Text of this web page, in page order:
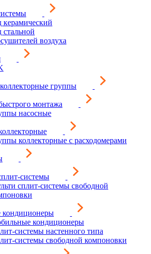
воздуха
группы
монтажа
насосные
коллекторные с расходомерами
системы
сплит-системы свободной
кондиционеры
кондиционеры
системы настенного типа
системы свободной компоновки